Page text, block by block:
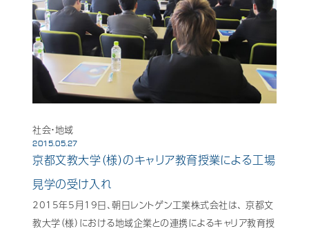
社会・地域
2015.05.27
京都文教大学（様）のキャリア教育授業による工場
見学の受け入れ
2015年5月19日、朝日レントゲン工業株式会社は、 京都文
教大学（様）における地域企業との連携によるキャリア教育授